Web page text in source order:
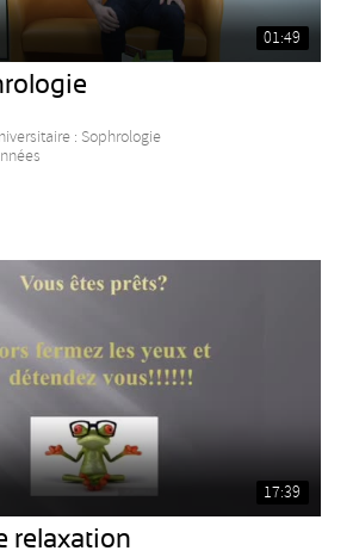
01:49
: Sophrologie
17:39
relaxation